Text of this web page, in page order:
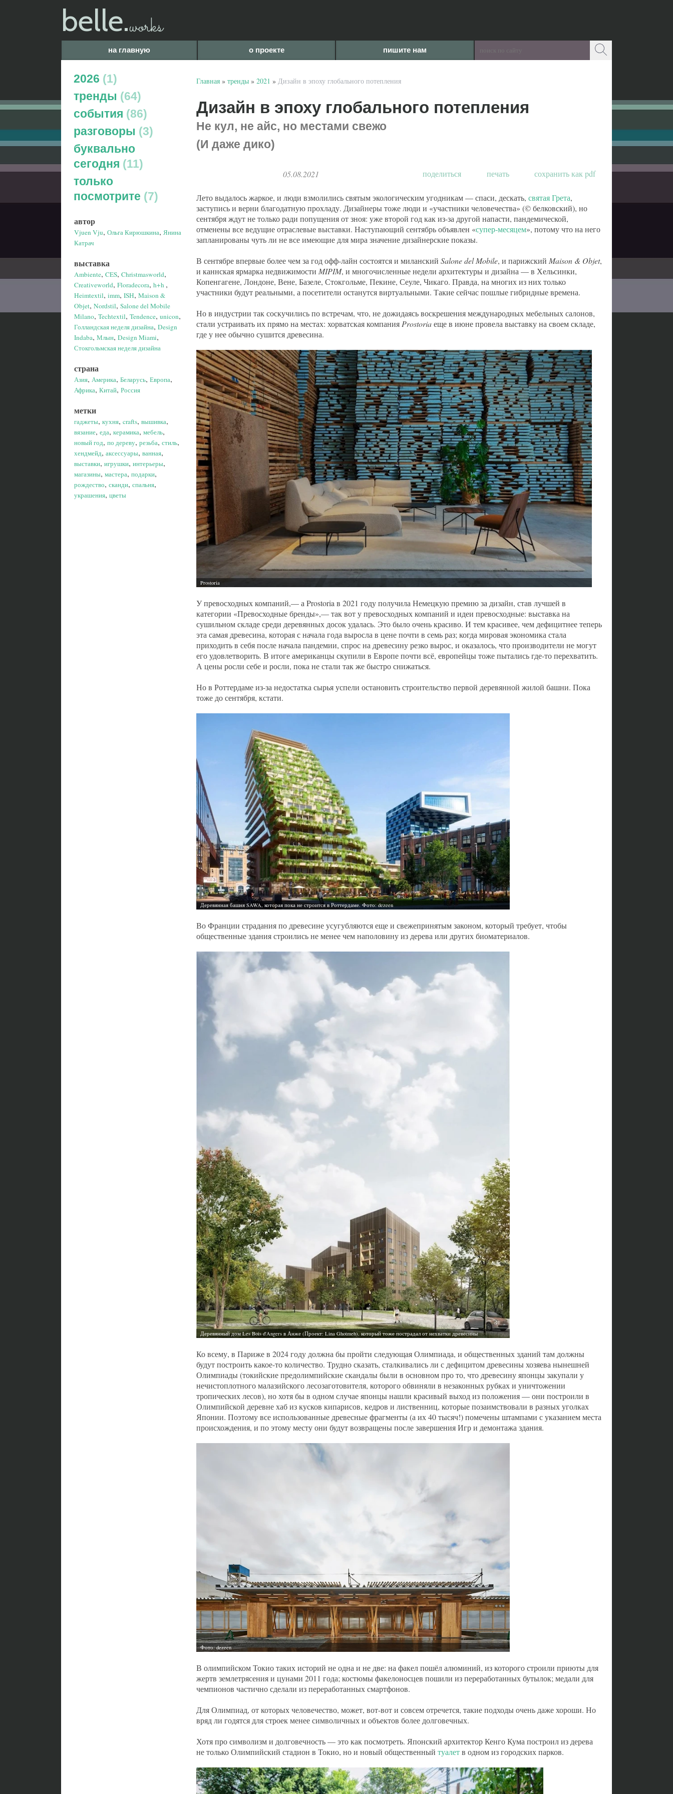
belle.works
на главную о проекте пишите нам
2026
1
тренды
64
события
86
разговоры
3
буквально
сегодня
11
только
посмотрите
7
автор
Vjuen Vju, Ольга Кирюшкина, Янина
Катрач
выставка
Ambiente, CES, Christmasworld,
Creativeworld, Floradecora, h+h ,
Heimtextil, imm, ISH, Maison &
Objet, Nordstil, Salone del Mobile
Milano, Techtextil, Tendence, unicon,
Голландская неделя дизайна, Design
Indaba, Млын, Design Miami,
Стокгольмская неделя дизайна
страна
Азия, Америка, Беларусь, Европа,
Африка, Китай, Россия
метки
гаджеты, кухня, crafts, вышивка,
вязание, еда, керамика, мебель,
новый год, по дереву, резьба, стиль,
хендмейд, аксессуары, ванная,
выставки, игрушки, интерьеры,
магазины, мастера, подарки,
рождество, сканди, спальня,
украшения, цветы
Главная » тренды » 2021 » Дизайн в эпоху глобального потепления
Дизайн в эпоху глобального потепления
Не кул, не айс, но местами свежо
(И даже дико)
05.08.2021 поделиться печать сохранить как pdf
Лето выдалось жаркое, и люди взмолились святым экологическим угодникам — спаси, дескать, святая Грета,
заступись и верни благодатную прохладу. Дизайнеры тоже люди и «участники человечества» (© белковский), но
сентября ждут не только ради попущения от зноя: уже второй год как из-за другой напасти, пандемической,
отменены все ведущие отраслевые выставки. Наступающий сентябрь объявлен «супер-месяцем», потому что на него
запланированы чуть ли не все имеющие для мира значение дизайнерские показы.
В сентябре впервые более чем за год офф-лайн состоятся и миланский SalonedelMobile, и парижский Maison & Objet,
и каннская ярмарка недвижимости MIPIM, и многочисленные недели архитектуры и дизайна — в Хельсинки,
Копенгагене, Лондоне, Вене, Базеле, Стокгольме, Пекине, Сеуле, Чикаго. Правда, на многих из них только
участники будут реальными, а посетители останутся виртуальными. Такие сейчас пошлые гибридные времена.
Но в индустрии так соскучились по встречам, что, не дожидаясь воскрешения международных мебельных салонов,
стали устраивать их прямо на местах: хорватская компанияProstoriaеще в июне провела выставку на своем складе,
где у нее обычно сушится древесина.
У превосходных компаний,— а Prostoria в 2021 году получила Немецкую премию за дизайн, став лучшей в
категории «Превосходные бренды»,— так вот у превосходных компаний и идеи превосходные: выставка на
сушильном складе среди деревянных досок удалась. Это было очень красиво. И тем красивее, чем дефицитнее теперь
эта самая древесина, которая с начала года выросла в цене почти в семь раз; когда мировая экономика стала
приходить в себя после начала пандемии, спрос на древесину резко вырос, и оказалось, что производители не могут
его удовлетворить. В итоге американцы скупили в Европе почти всё, европейцы тоже пытались где-то перехватить.
А цены росли себе и росли, пока не стали так же быстро снижаться.
Но в Роттердаме из-за недостатка сырья успели остановить строительство первой деревянной жилой башни. Пока
тоже до сентября, кстати.
Во Франции страдания по древесине усугубляются еще и свежепринятым законом, который требует, чтобы
общественные здания строились не менее чем наполовину из дерева или других биоматериалов.
Ко всему, в Париже в 2024 году должна бы пройти следующая Олимпиада, и общественных зданий там должны
будут построить какое-то количество. Трудно сказать, сталкивались ли с дефицитом древесины хозяева нынешней
Олимпиады (токийские предолимпийские скандалы были в основном про то, что древесину японцы закупали у
нечистоплотного малазийского лесозаготовителя, которого обвиняли в незаконных рубках и уничтожении
тропических лесов), но хотя бы в одном случае японцы нашли красивый выход из положения — они построили в
Олимпийской деревне хаб из кусков кипарисов, кедров и лиственниц, которые позаимствовали в разных уголках
Японии. Поэтому все использованные древесные фрагменты (а их 40 тысяч!) помечены штампами с указанием места
происхождения, и по этому месту они будут возвращены после завершения Игр и демонтажа здания.
В олимпийском Токио таких историй не одна и не две: на факел пошёл алюминий, из которого строили приюты для
жертв землетрясения и цунами 2011 года; костюмы факелоносцев пошили из переработанных бутылок; медали для
чемпионов частично сделали из переработанных смартфонов.
Для Олимпиад, от которых человечество, может, вот-вот и совсем отречется, такие подходы очень даже хороши. Но
вряд ли годятся для строек менее символичных и объектов более долговечных.
Хотя про символизм и долговечность — это как посмотреть. Японский архитектор Кенго Кума построил из дерева
не только Олимпийский стадион в Токио, но и новый общественный туалетв одном из городских парков.